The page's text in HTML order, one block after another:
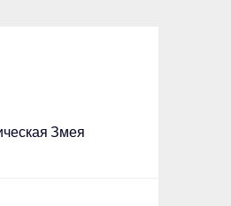
Змея